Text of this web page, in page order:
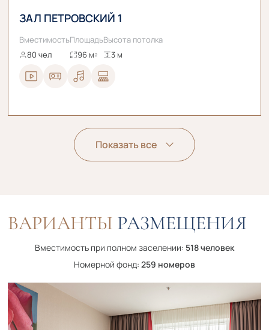
ЗАЛ ПЕТРОВСКИЙ 1
Вместимость
80 чел
Площадь
96 м2
Высота потолка
3 м
Показать все
ВАРИАНТЫ РАЗМЕЩЕНИЯ
Вместимость при полном заселении: 518 человек
Номерной фонд: 259 номеров